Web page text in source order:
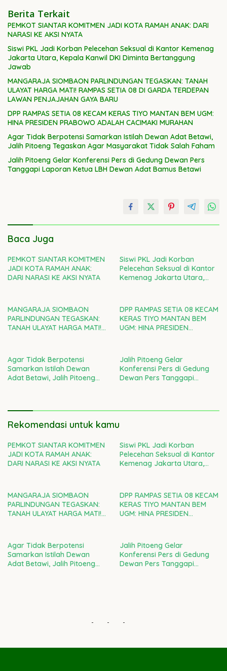
Berita Terkait
PEMKOT SIANTAR KOMITMEN JADI KOTA RAMAH ANAK: DARI
NARASI KE AKSI NYATA
Siswi PKL Jadi Korban Pelecehan Seksual di Kantor Kemenag
Jakarta Utara, Kepala Kanwil DKI Diminta Bertanggung
Jawab
MANGARAJA SIOMBAON PARLINDUNGAN TEGASKAN: TANAH
ULAYAT HARGA MATI! RAMPAS SETIA 08 DI GARDA TERDEPAN
LAWAN PENJAJAHAN GAYA BARU
DPP RAMPAS SETIA 08 KECAM KERAS TIYO MANTAN BEM UGM:
HINA PRESIDEN PRABOWO ADALAH CACIMAKI MURAHAN
Agar Tidak Berpotensi Samarkan Istilah Dewan Adat Betawi,
Jalih Pitoeng Tegaskan Agar Masyarakat Tidak Salah Faham
Jalih Pitoeng Gelar Konferensi Pers di Gedung Dewan Pers
Tanggapi Laporan Ketua LBH Dewan Adat Bamus Betawi
Baca Juga
PEMKOT SIANTAR KOMITMEN
JADI KOTA RAMAH ANAK:
DARI NARASI KE AKSI NYATA
Siswi PKL Jadi Korban
Pelecehan Seksual di Kantor
Kemenag Jakarta Utara,
MANGARAJA SIOMBAON
PARLINDUNGAN TEGASKAN:
TANAH ULAYAT HARGA MATI!
PENJAJAHAN GAYA BARU
DPP RAMPAS SETIA 08 KECAM
KERAS TIYO MANTAN BEM
UGM: HINA PRESIDEN
Agar Tidak Berpotensi
Samarkan Istilah Dewan
Adat Betawi, Jalih Pitoeng
Jalih Pitoeng Gelar
Konferensi Pers di Gedung
Dewan Pers Tanggapi
Rekomendasi untuk kamu
PEMKOT SIANTAR KOMITMEN
JADI KOTA RAMAH ANAK:
DARI NARASI KE AKSI NYATA
Siswi PKL Jadi Korban
Pelecehan Seksual di Kantor
Kemenag Jakarta Utara,
MANGARAJA SIOMBAON
PARLINDUNGAN TEGASKAN:
TANAH ULAYAT HARGA MATI!
PENJAJAHAN GAYA BARU
DPP RAMPAS SETIA 08 KECAM
KERAS TIYO MANTAN BEM
UGM: HINA PRESIDEN
Agar Tidak Berpotensi
Samarkan Istilah Dewan
Adat Betawi, Jalih Pitoeng
Jalih Pitoeng Gelar
Konferensi Pers di Gedung
Dewan Pers Tanggapi
- - -